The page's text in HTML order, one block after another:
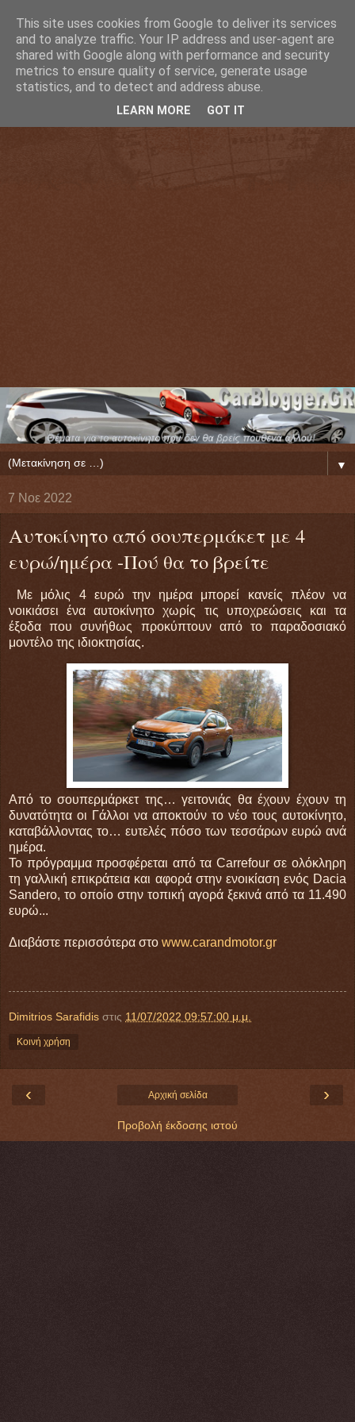
▼
7 Νοε 2022
Αυτοκίνητο από σουπερμάκετ με 4
ευρώ/ημέρα -Πού θα το βρείτε
Με μόλις 4 ευρώ την ημέρα μπορεί κανείς πλέον να
νοικιάσει ένα αυτοκίνητο χωρίς τις υποχρεώσεις και τα
έξοδα που συνήθως προκύπτουν από το παραδοσιακό
μοντέλο της ιδιοκτησίας.
Από το σουπερμάρκετ της… γειτονιάς θα έχουν έχουν τη
δυνατότητα οι Γάλλοι να αποκτούν το νέο τους αυτοκίνητο,
καταβάλλοντας το… ευτελές πόσο των τεσσάρων ευρώ ανά
ημέρα.
Το πρόγραμμα προσφέρεται από τα Carrefour σε ολόκληρη
τη γαλλική επικράτεια και αφορά στην ενοικίαση ενός Dacia
Sandero, το οποίο στην τοπική αγορά ξεκινά από τα 11.490
ευρώ...
Διαβάστε περισσότερα στο www.carandmotor.gr
Dimitrios Sarafidis στις 11/07/2022 09:57:00 μ.μ.
Κοινή χρήση
‹ ›
Αρχική σελίδα
Προβολή έκδοσης ιστού
This site uses cookies from Google to deliver its services
and to analyze traffic. Your IP address and user-agent are
shared with Google along with performance and security
metrics to ensure quality of service, generate usage
statistics, and to detect and address abuse.
LEARN MORE GOT IT